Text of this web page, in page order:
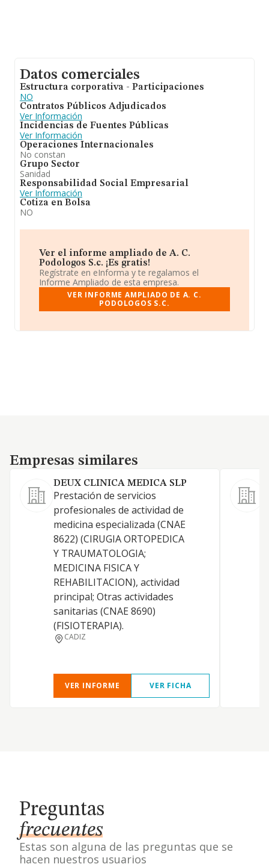
Datos comerciales
Estructura corporativa - Participaciones
NO
Contratos Públicos Adjudicados
Ver Información
Incidencias de Fuentes Públicas
Ver Información
Operaciones Internacionales
No constan
Grupo Sector
Sanidad
Responsabilidad Social Empresarial
Ver Información
Cotiza en Bolsa
NO
Ver el informe ampliado de A. C.
Podologos S.c. ¡Es gratis!
Regístrate en eInforma y te regalamos el
Informe Ampliado de esta empresa.
VER INFORME AMPLIADO DE A. C.
PODOLOGOS S.C.
Empresas similares
Empresas similares
DEUX CLINICA MEDICA SLP
Prestación de servicios
profesionales de actividad de
medicina especializada (CNAE
8622) (CIRUGIA ORTOPEDICA
Y TRAUMATOLOGIA;
MEDICINA FISICA Y
REHABILITACION), actividad
principal; Otras actividades
sanitarias (CNAE 8690)
(FISIOTERAPIA).
CADIZ
VER INFORME VER FICHA
Preguntas
frecuentes
Estas son alguna de las preguntas que se
hacen nuestros usuarios